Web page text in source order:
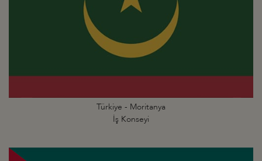
Türkiye - Moritanya
İş Konseyi